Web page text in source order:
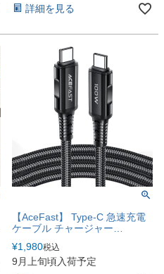
詳細を見る
【AceFast】 Type-C 急速充電
ケーブル チャージャー
¥1,980税込
9月上旬頃入荷予定